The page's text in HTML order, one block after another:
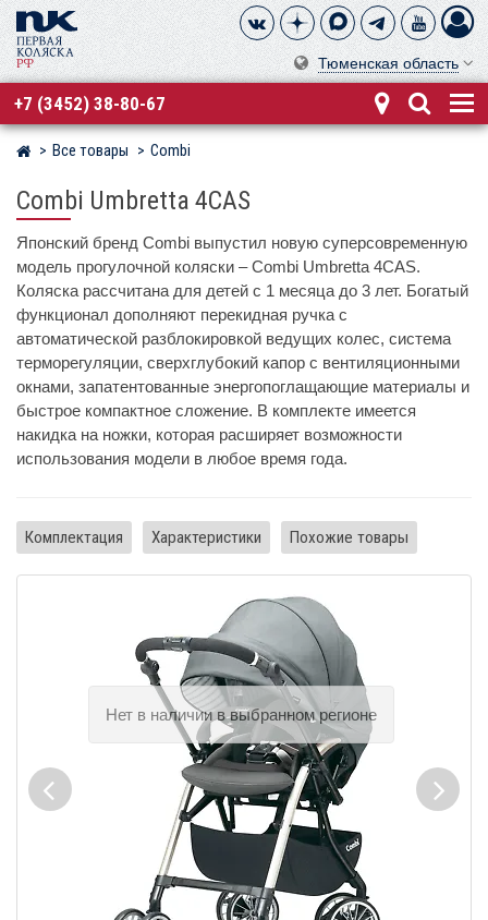
Тюменская область
+7 (3452) 38-80-67
Магазин детских колясок
Все товары Combi
Combi Umbretta 4CAS
Японский бренд Combi выпустил новую суперсовременную
модель прогулочной коляски – Combi Umbretta 4CAS.
Коляска рассчитана для детей с 1 месяца до 3 лет. Богатый
функционал дополняют перекидная ручка с
автоматической разблокировкой ведущих колес, система
терморегуляции, сверхглубокий капор с вентиляционными
окнами, запатентованные энергопоглащающие материалы и
быстрое компактное сложение. В комплекте имеется
накидка на ножки, которая расширяет возможности
использования модели в любое время года.
Комплектация Характеристики Похожие товары